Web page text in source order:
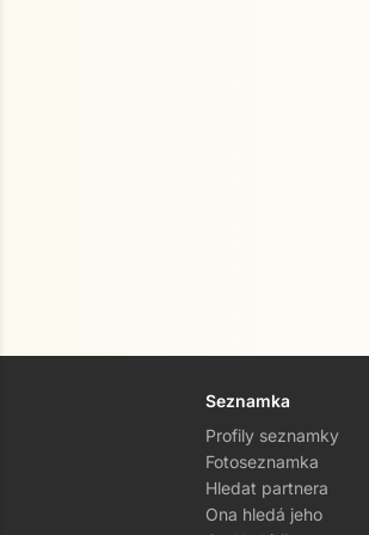
Seznamka
Profily seznamky
Fotoseznamka
Hledat partnera
Ona hledá jeho